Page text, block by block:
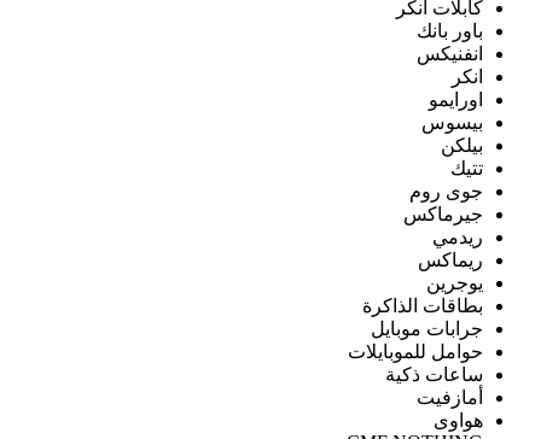
كابلات انكر
باور بانك
انفنيكس
انكر
اورايمو
بيسوس
بيلكن
تتيك
جوى روم
جيرماكس
ريدمي
ريماكس
يوجرين
بطاقات الذاكرة
جرابات موبايل
حوامل للموبايلات
ساعات ذكية
أمازفيت
هواوى